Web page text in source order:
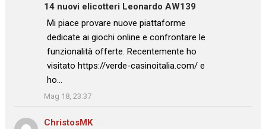
14 nuovi elicotteri Leonardo AW139
: “
Mi piace provare nuove piattaforme
dedicate ai giochi online e confrontare le
funzionalità offerte. Recentemente ho
visitato https://verde-casinoitalia.com/ e
ho…
”
Mag 18, 23:37
ChristosMKsu